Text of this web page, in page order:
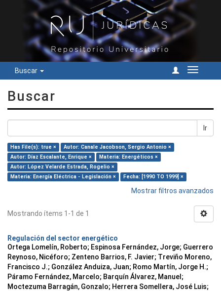
Buscar
Cambiar
Buscar
Ir
Has File(s): true ×
Autor: Canale Jacobson, Sergio Antonio ×
Autor: Díaz Escalante, Enrique ×
Materia: Energéticos ×
Autor: López Velarde Estrada, Rogelio ×
Materia: Energía Eléctrica - Legislación ×
Fecha: [1990 TO 1999] ×
Mostrar filtros avanzados
Mostrando ítems 1-1 de 1
Regulación del sector energético
Ortega Lomelín, Roberto; Espinosa Fernández, Jorge; Guerrero
Reynoso, Nicéforo; Zenteno Barrios, F. Javier; Treviño Moreno,
Francisco J.; González Anduiza, Juan; Romo Martín, Jorge H.;
Páramo Fernández, Marcelo; Barquín Álvarez, Manuel;
Moctezuma Barragán, Gonzalo; Herrera Somellera, José Luis;